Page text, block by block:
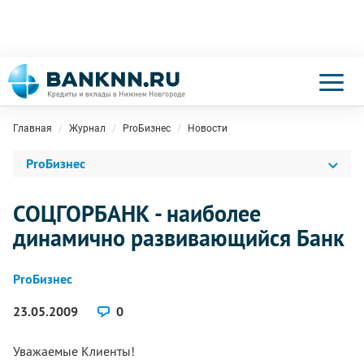
Главная Журнал ProБизнес Новости
ProБизнес
СОЦГОРБАНК - наиболее
динамично развивающийся Банк
ProБизнес
23.05.2009
0
Уважаемые Клиенты!